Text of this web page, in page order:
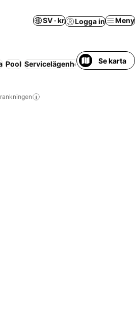
SV · kr Logga in Meny
Pool Servicelägenhet IngenSe karta